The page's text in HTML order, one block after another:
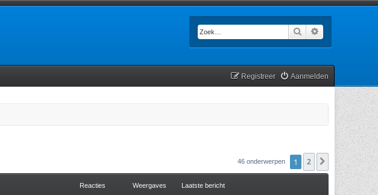
Zoek
Aanmelden
Registreer
46 onderwerpen 1 2 Volgende
Reacties Weergaves Laatste bericht